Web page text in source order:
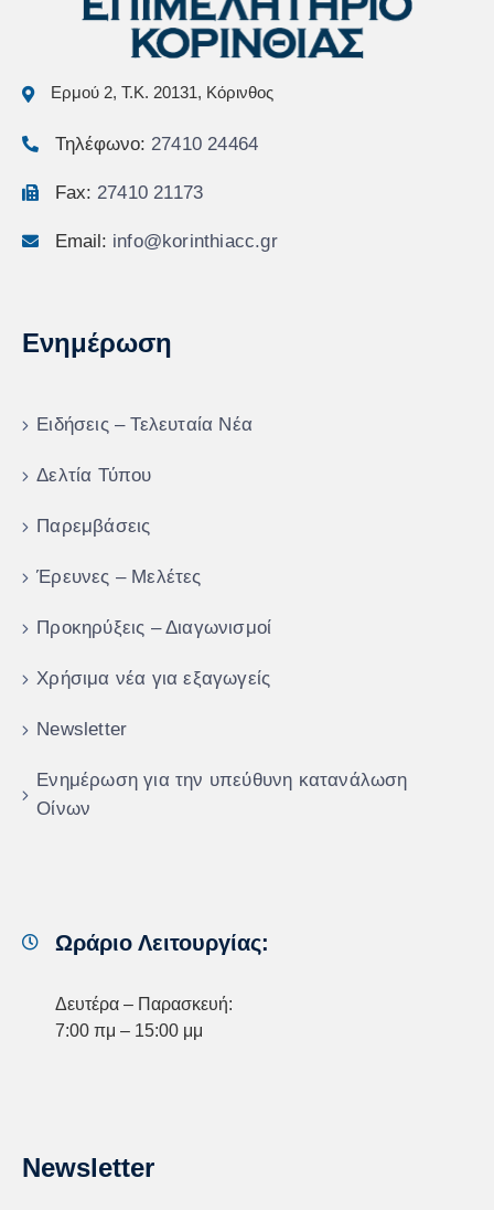
Ερμού 2, Τ.Κ. 20131, Κόρινθος
Τηλέφωνο: 27410 24464
Fax: 27410 21173
Email: info@korinthiacc.gr
Ενημέρωση
Ειδήσεις – Τελευταία Νέα
Δελτία Τύπου
Παρεμβάσεις
Έρευνες – Μελέτες
Προκηρύξεις – Διαγωνισμοί
Χρήσιμα νέα για εξαγωγείς
Newsletter
Ενημέρωση για την υπεύθυνη κατανάλωση
Οίνων
Ωράριο Λειτουργίας:
Δευτέρα – Παρασκευή:
7:00 πμ – 15:00 μμ
Newsletter